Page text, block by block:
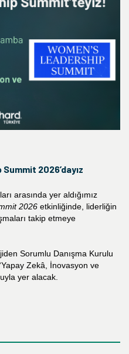
2026’dayız
arasında yer aldığımız
2026 etkinliğinde, liderliğin
takip etmeye
Sorumlu Danışma Kurulu
Zekâ, İnovasyon ve
yer alacak.